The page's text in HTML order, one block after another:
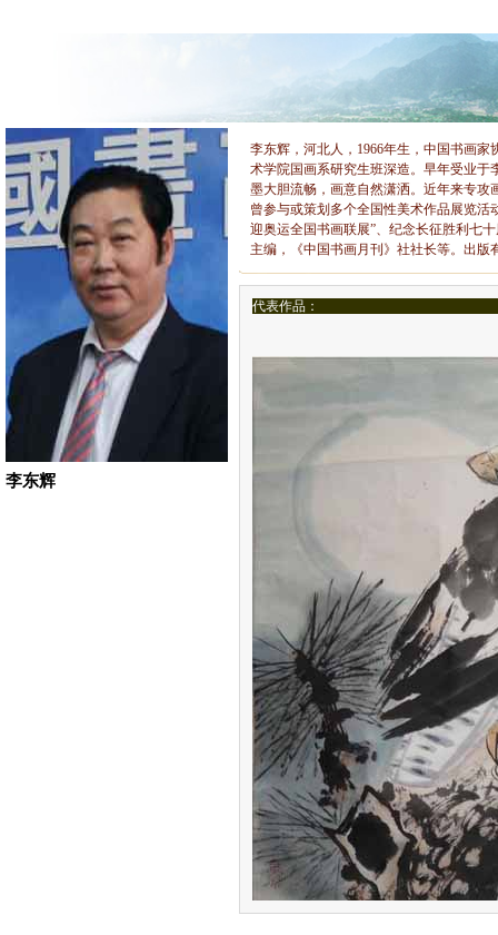
李东辉
李东辉，河北人，1966年生，中国书画
术学院国画系研究生班深造。早年受业
墨大胆流畅，画意自然潇洒。近年来专
曾参与或策划多个全国性美术作品展览活
迎奥运全国书画联展”、纪念长征胜利
主编，《中国书画月刊》社社长等。出版
代表作品：